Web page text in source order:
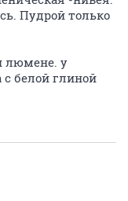
Пудрой только
люмене. у
белой глиной